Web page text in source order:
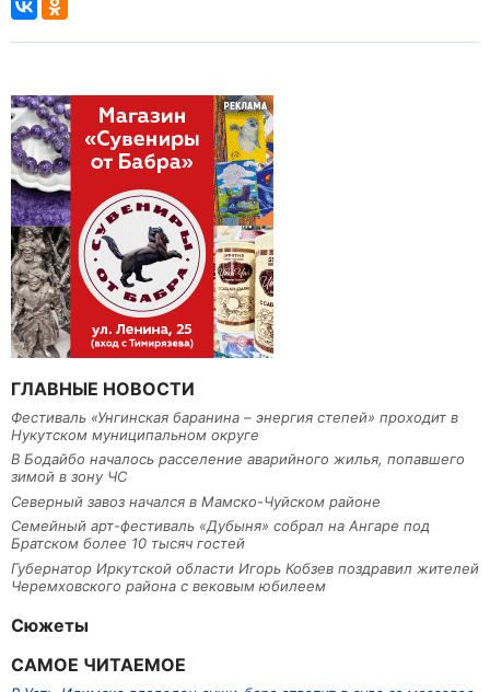
ГЛАВНЫЕ НОВОСТИ
Фестиваль «Унгинская баранина – энергия степей» проходит в
Нукутском муниципальном округе
В Бодайбо началось расселение аварийного жилья, попавшего
зимой в зону ЧС
Северный завоз начался в Мамско-Чуйском районе
Семейный арт-фестиваль «Дубыня» собрал на Ангаре под
Братском более 10 тысяч гостей
Губернатор Иркутской области Игорь Кобзев поздравил жителей
Черемховского района с вековым юбилеем
Сюжеты
САМОЕ ЧИТАЕМОЕ